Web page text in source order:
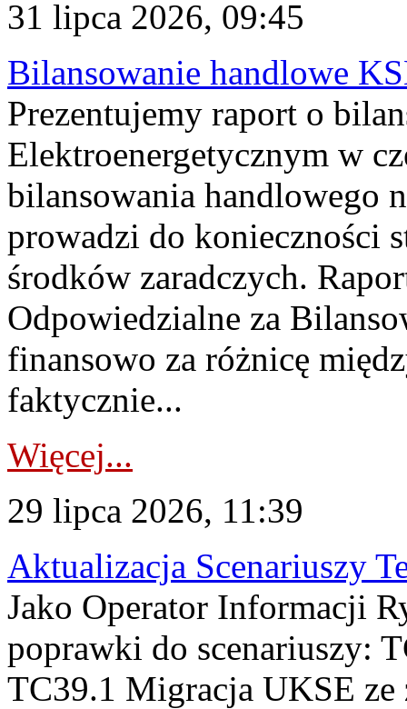
31 lipca 2026, 09:45
Bilansowanie handlowe
Prezentujemy raport o
Elektroenergetycznym w
bilansowania handlowego
prowadzi do konieczności
środków zaradczych.
Odpowiedzialne za
finansowo za różnicę
faktycznie...
Więcej...
29 lipca 2026, 11:39
Aktualizacja Scenariuszy
Jako Operator Informacji
poprawki do scenariuszy:
TC39.1 Migracja UKSE